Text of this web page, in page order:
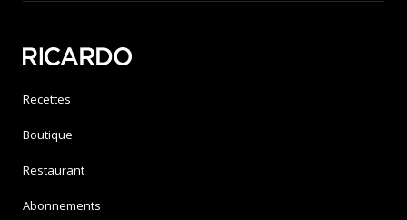
Recettes
Boutique
Restaurant
Abonnements